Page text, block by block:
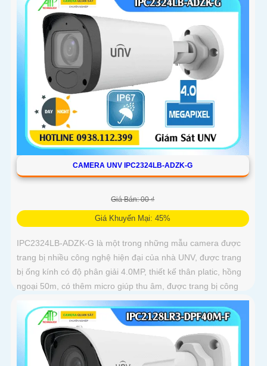
CAMERA UNV IPC2324LB-ADZK-G
Giá Bán: 00 ₫
Giá Khuyến Mại: 45%
IPC2324LB-ADZK-G là một trong những mẫu camera được
trang bị nhiều công nghệ hiện đại của nhà UNV, được trang
bị ống kính có độ phân giải 4.0MP, thiết kế thân platic, hồng
ngoại 50m, có thêm micro giúp thu âm, được trang bị công
nghệ chống ngược sáng DWDR 120db